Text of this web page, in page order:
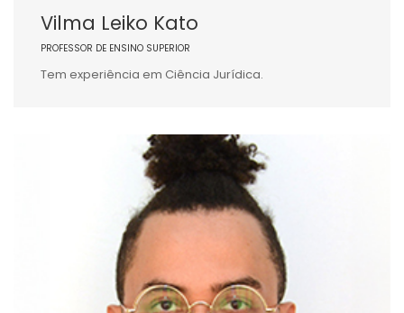
Vilma Leiko Kato
PROFESSOR DE ENSINO SUPERIOR
Tem experiência em Ciência Jurídica.